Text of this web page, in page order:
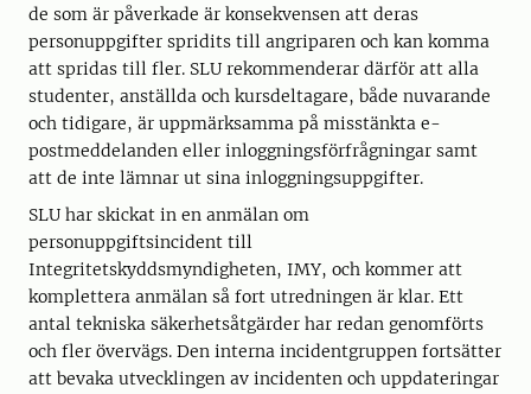
de som är påverkade är konsekvensen att deras
personuppgifter spridits till angriparen och kan komma
att spridas till fler. SLU rekommenderar därför att alla
studenter, anställda och kursdeltagare, både nuvarande
och tidigare, är uppmärksamma på misstänkta e-
postmeddelanden eller inloggningsförfrågningar samt
att de inte lämnar ut sina inloggningsuppgifter.
SLU har skickat in en anmälan om
personuppgiftsincident till
Integritetskyddsmyndigheten, IMY, och kommer att
komplettera anmälan så fort utredningen är klar. Ett
antal tekniska säkerhetsåtgärder har redan genomförts
och fler övervägs. Den interna incidentgruppen fortsätter
att bevaka utvecklingen av incidenten och uppdateringar